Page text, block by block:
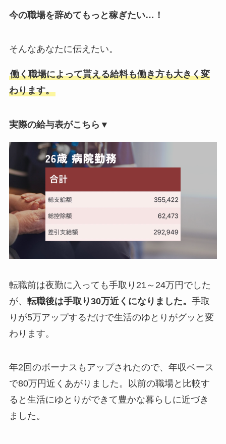
今の職場を辞めてもっと稼ぎたい…！
そんなあなたに伝えたい。
働く職場によって貰える給料も働き方も大きく変
わります。
実際の給与表がこちら▼
転職前は夜勤に入っても手取り21～24万円でした
が、 転職後は手取り30万近くになりました。 手取
りが5万アップするだけで生活のゆとりがグッと変
わります。
年2回のボーナスもアップされたので、 年収ベース
で80万円近くあがりました。
以前の職場と比較す
ると生活にゆとりができて豊かな暮らしに近づき
ました。